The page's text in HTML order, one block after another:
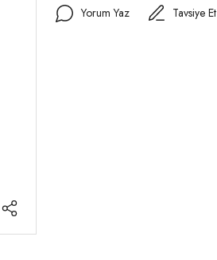
Yorum Yaz Tavsiye Et